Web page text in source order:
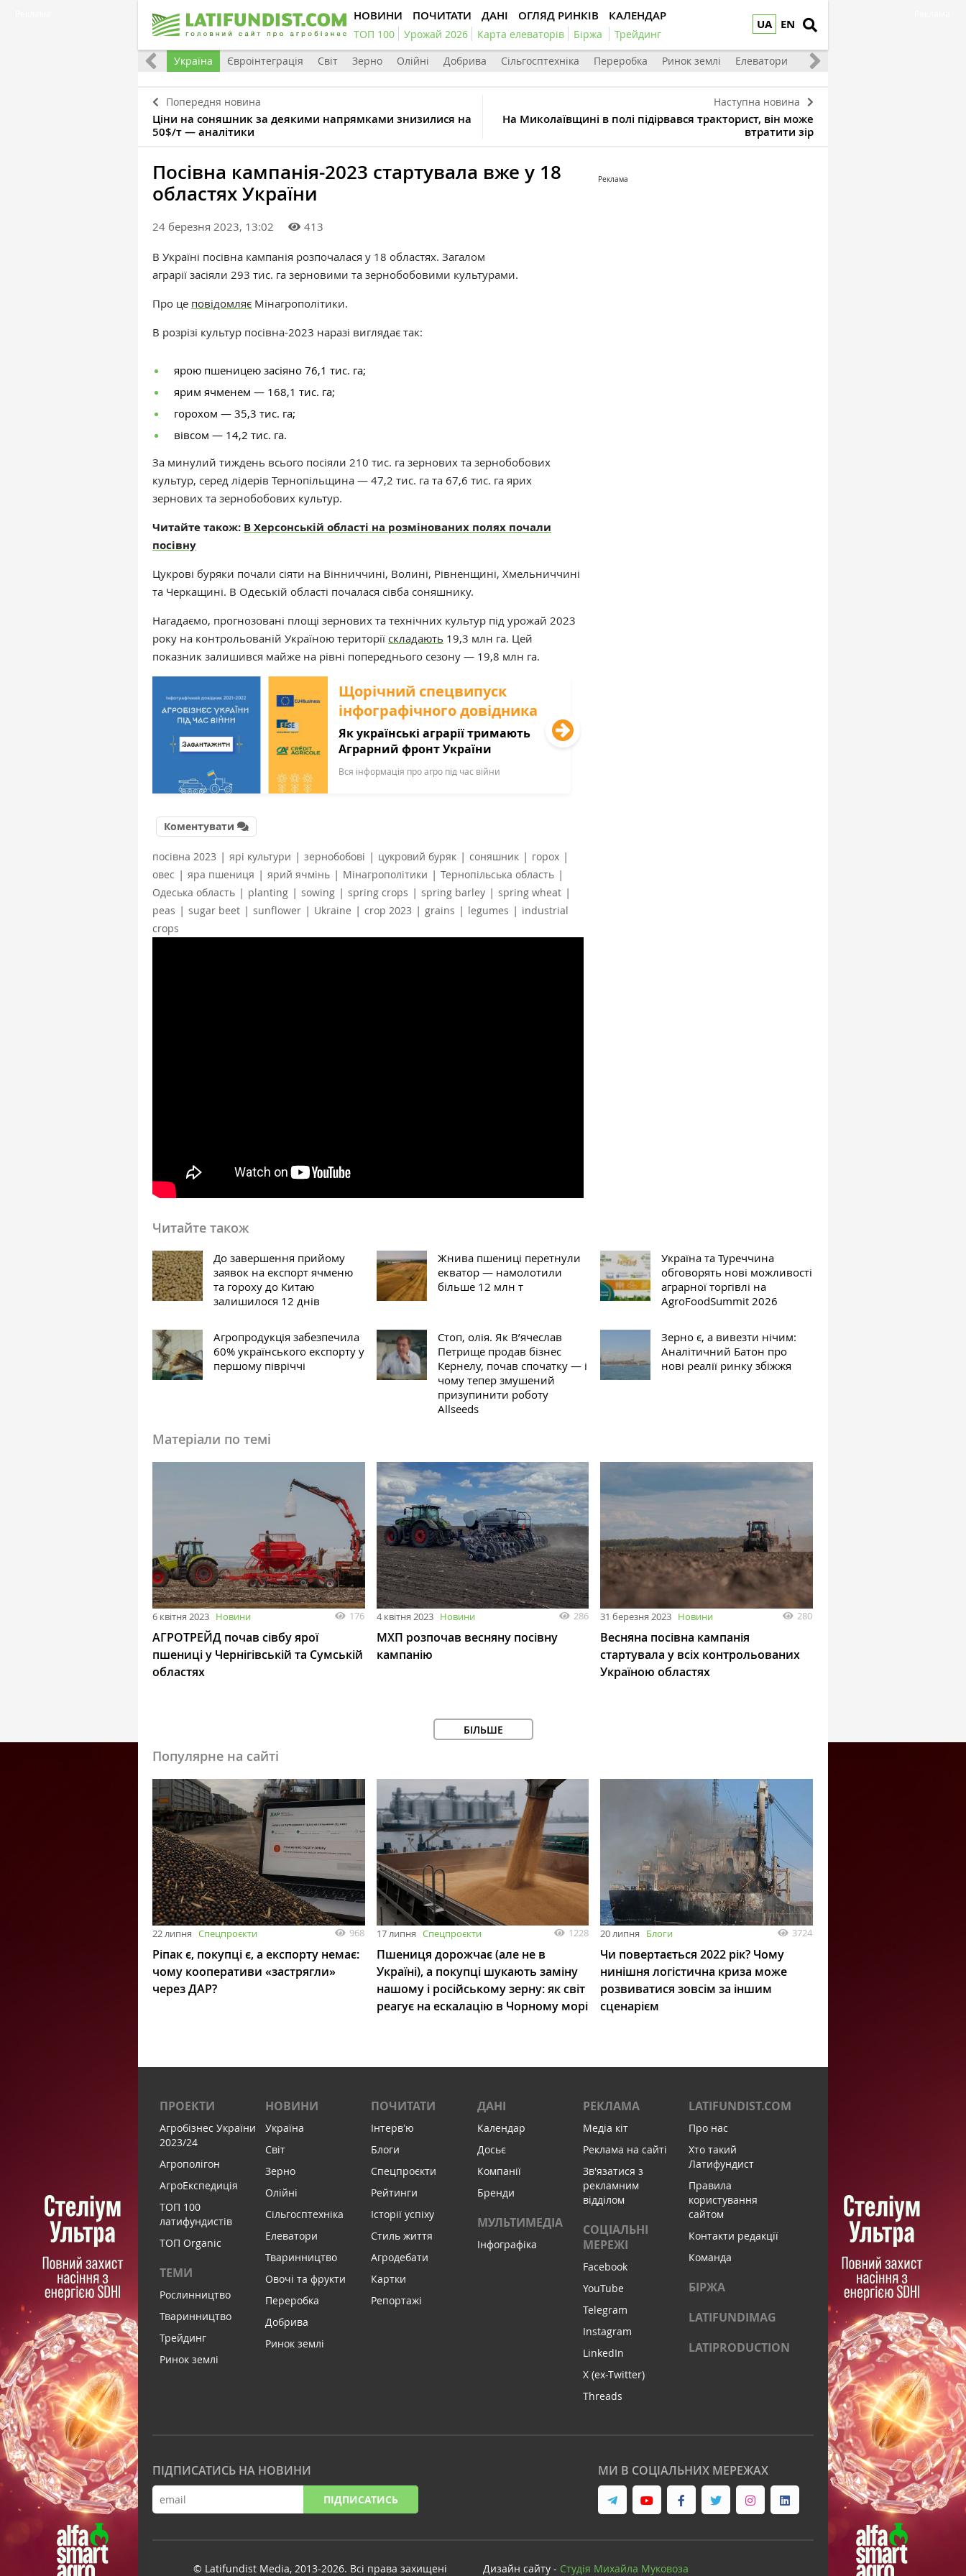
UA EN
НОВИНИ ПОЧИТАТИ ДАНІ ОГЛЯД РИНКІВ КАЛЕНДАР
ТОП 100 Урожай 2026 Карта елеваторів Біржа Трейдинг
Все Україна Євроінтеграція Світ Зерно Олійні Добрива Сільгосптехніка Переробка Ринок землі Елеватори Тваринництво
Попередня новина
Ціни на соняшник за деякими напрямками знизилися на
50$/т — аналітики
Наступна новина
На Миколаївщині в полі підірвався тракторист, він може
втратити зір
Посівна кампанія-2023 стартувала вже у 18
областях України
24 березня 2023, 13:02 413
В Україні посівна кампанія розпочалася у 18 областях. Загалом
аграрії засіяли 293 тис. га зерновими та зернобобовими культурами.
Про це повідомляє Мінагрополітики.
В розрізі культур посівна-2023 наразі виглядає так:
ярою пшеницею засіяно 76,1 тис. га;
ярим ячменем — 168,1 тис. га;
горохом — 35,3 тис. га;
вівсом — 14,2 тис. га.
За минулий тиждень всього посіяли 210 тис. га зернових та зернобобових
культур, серед лідерів Тернопільщина — 47,2 тис. га та 67,6 тис. га ярих
зернових та зернобобових культур.
Читайте також: В Херсонській області на розмінованих полях почали
посівну
Цукрові буряки почали сіяти на Вінниччині, Волині, Рівненщині, Хмельниччині
та Черкащині. В Одеській області почалася сівба соняшнику.
Нагадаємо, прогнозовані площі зернових та технічних культур під урожай 2023
року на контрольованій Україною території складають 19,3 млн га. Цей
показник залишився майже на рівні попереднього сезону — 19,8 млн га.
Щорічний спецвипуск
інфографічного довідника
Як українські аграрії тримають
Аграрний фронт України
Вся інформація про агро під час війни
Коментувати
посівна 2023 | ярі культури | зернобобові | цукровий буряк | соняшник | горох |
овес | яра пшениця | ярий ячмінь | Мінагрополітики | Тернопільська область |
Одеська область | planting | sowing | spring crops | spring barley | spring wheat |
peas | sugar beet | sunflower | Ukraine | crop 2023 | grains | legumes | industrial
crops
Реклама
Читайте також
До завершення прийому
заявок на експорт ячменю
та гороху до Китаю
залишилося 12 днів
Жнива пшениці перетнули
екватор — намолотили
більше 12 млн т
Україна та Туреччина
обговорять нові можливості
аграрної торгівлі на
AgroFoodSummit 2026
Агропродукція забезпечила
60% українського експорту у
першому півріччі
Стоп, олія. Як В’ячеслав
Петрище продав бізнес
Кернелу, почав спочатку — і
чому тепер змушений
призупинити роботу
Allseeds
Зерно є, а вивезти нічим:
Аналітичний Батон про
нові реалії ринку збіжжя
Матеріали по темі
6 квітня 2023 Новини 176
АГРОТРЕЙД почав сівбу ярої
пшениці у Чернігівській та Сумській
областях
4 квітня 2023 Новини 286
МХП розпочав весняну посівну
кампанію
31 березня 2023 Новини 280
Весняна посівна кампанія
стартувала у всіх контрольованих
Україною областях
БІЛЬШЕ
Популярне на сайті
22 липня Спецпроєкти 968
Ріпак є, покупці є, а експорту немає:
чому кооперативи «застрягли»
через ДАР?
17 липня Спецпроєкти 1228
Пшениця дорожчає (але не в
Україні), а покупці шукають заміну
нашому і російському зерну: як світ
реагує на ескалацію в Чорному морі
20 липня Блоги 3724
Чи повертається 2022 рік? Чому
нинішня логістична криза може
розвиватися зовсім за іншим
сценарієм
ПРОЕКТИ
Агробізнес України
2023/24
Агрополігон
АгроЕкспедиція
ТОП 100
латифундистів
ТОП Organic
ТЕМИ
Рослинництво
Тваринництво
Трейдинг
Ринок землі
НОВИНИ
Україна
Світ
Зерно
Олійні
Сільгосптехніка
Елеватори
Тваринництво
Овочі та фрукти
Переробка
Добрива
Ринок землі
ПОЧИТАТИ
Інтервʼю
Блоги
Спецпроєкти
Рейтинги
Історії успіху
Стиль життя
Агродебати
Картки
Репортажі
ДАНІ
Календар
Досьє
Компанії
Бренди
МУЛЬТИМЕДІА
Інфографіка
РЕКЛАМА
Медіа кіт
Реклама на сайті
Зв'язатися з
рекламним
відділом
СОЦІАЛЬНІ
МЕРЕЖІ
Facebook
YouTube
Telegram
Instagram
LinkedIn
X (ex-Twitter)
Threads
LATIFUNDIST.COM
Про нас
Хто такий
Латифундист
Правила
користування
сайтом
Контакти редакції
Команда
БІРЖА
LATIFUNDIMAG
LATIPRODUCTION
ПІДПИСАТИСЬ НА НОВИНИ
ПІДПИСАТИСЬ
МИ В СОЦІАЛЬНИХ МЕРЕЖАХ
© Latifundist Media, 2013-2026. Всі права захищені Дизайн сайту - Cтудія Михайла Муковоза